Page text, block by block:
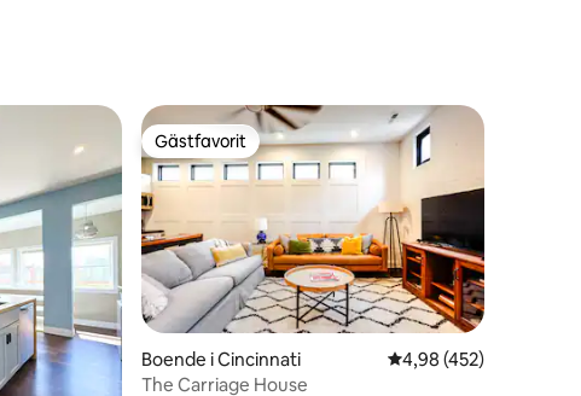
Gästfavorit
Gästfavorit
Boende i Cincinnati 4,98 av 5 i
4,98 (452)
The Carriage House